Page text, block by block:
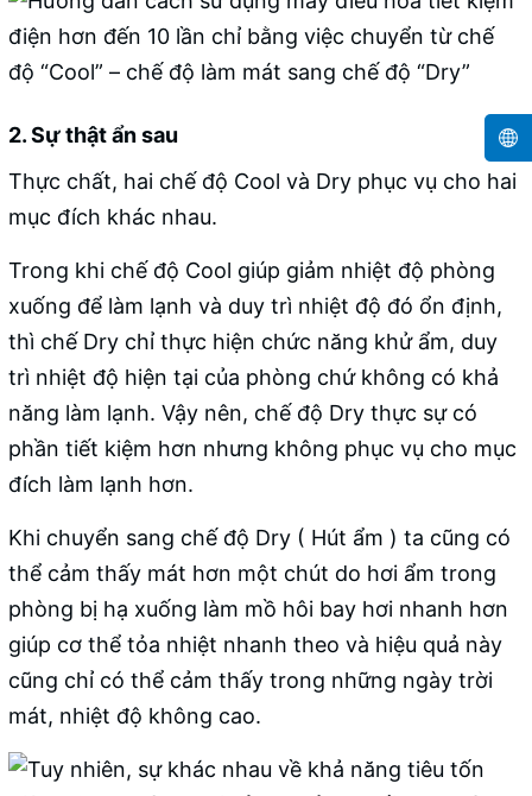
2. Sự thật ẩn sau
Thực chất, hai chế độ Cool và Dry phục vụ cho hai
mục đích khác nhau.
Trong khi chế độ Cool giúp giảm nhiệt độ phòng
xuống để làm lạnh và duy trì nhiệt độ đó ổn định,
thì chế Dry chỉ thực hiện chức năng khử ẩm, duy
trì nhiệt độ hiện tại của phòng chứ không có khả
năng làm lạnh. Vậy nên, chế độ Dry thực sự có
phần tiết kiệm hơn nhưng không phục vụ cho mục
đích làm lạnh hơn.
Khi chuyển sang chế độ Dry ( Hút ẩm ) ta cũng có
thể cảm thấy mát hơn một chút do hơi ẩm trong
phòng bị hạ xuống làm mồ hôi bay hơi nhanh hơn
giúp cơ thể tỏa nhiệt nhanh theo và hiệu quả này
cũng chỉ có thể cảm thấy trong những ngày trời
mát, nhiệt độ không cao.